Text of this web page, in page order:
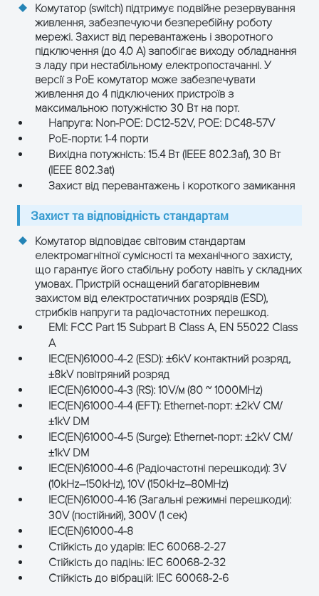
Комутатор (switch) підтримує подвійне резервування
живлення, забезпечуючи безперебійну роботу
мережі. Захист від перевантажень і зворотного
підключення (до 4.0 А) запобігає виходу обладнання
з ладу при нестабільному електропостачанні. У
версії з PoE комутатор може забезпечувати
живлення до 4 підключених пристроїв з
максимальною потужністю 30 Вт на порт.
Напруга: Non-POE: DC12-52V, POE: DC48-57V
PoE-порти: 1-4 порти
Вихідна потужність: 15.4 Вт (IEEE 802.3af), 30 Вт
(IEEE 802.3at)
Захист від перевантажень і короткого замикання
Захист та відповідність стандартам
Комутатор відповідає світовим стандартам
електромагнітної сумісності та механічного захисту,
що гарантує його стабільну роботу навіть у складних
умовах. Пристрій оснащений багаторівневим
захистом від електростатичних розрядів (ESD),
стрибків напруги та радіочастотних перешкод.
EMI: FCC Part 15 Subpart B Class A, EN 55022 Class
A
IEC(EN)61000-4-2 (ESD): ±6kV контактний розряд,
±8kV повітряний розряд
IEC(EN)61000-4-3 (RS): 10V/м (80 ~ 1000MHz)
IEC(EN)61000-4-4 (EFT): Ethernet-порт: ±2kV CM/
±1kV DM
IEC(EN)61000-4-5 (Surge): Ethernet-порт: ±2kV CM/
±1kV DM
IEC(EN)61000-4-6 (Радіочастотні перешкоди): 3V
(10kHz–150kHz), 10V (150kHz–80MHz)
IEC(EN)61000-4-16 (Загальні режимні перешкоди):
30V (постійний), 300V (1 сек)
IEC(EN)61000-4-8
Стійкість до ударів: IEC 60068-2-27
Стійкість до падінь: IEC 60068-2-32
Стійкість до вібрацій: IEC 60068-2-6